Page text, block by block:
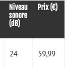
Niveau
sonore
(dB)
Prix (€)
24 59,99